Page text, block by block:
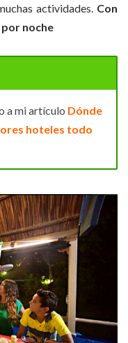
actividades. Con
noche
a mi artículo Dónde
hoteles todo